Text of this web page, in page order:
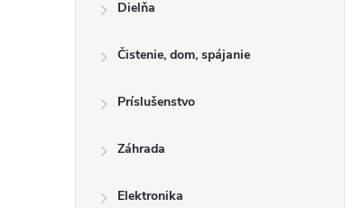
Dielňa
Čistenie, dom, spájanie
Príslušenstvo
Záhrada
Elektronika